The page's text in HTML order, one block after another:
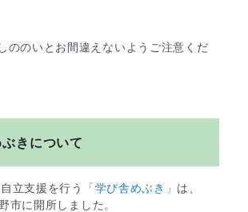
ののいとお間違えないようご注意くだ
きについて
立支援を行う 「学び舎めぶき」 は、
市に開所しました。